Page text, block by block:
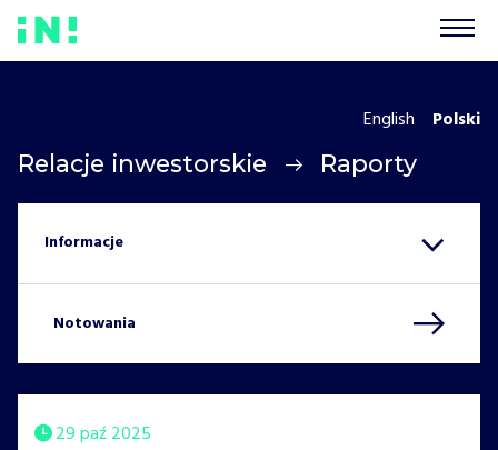
Relacje inwestorskie Raporty
English Polski
Notowania
29 paź 2025